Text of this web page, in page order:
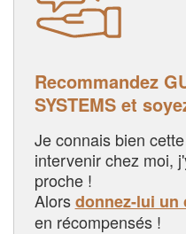
Recommandez
SYSTEMS et
Je connais bien
intervenir chez moi,
proche !
Alorsdonnez-lui un
en récompensés !